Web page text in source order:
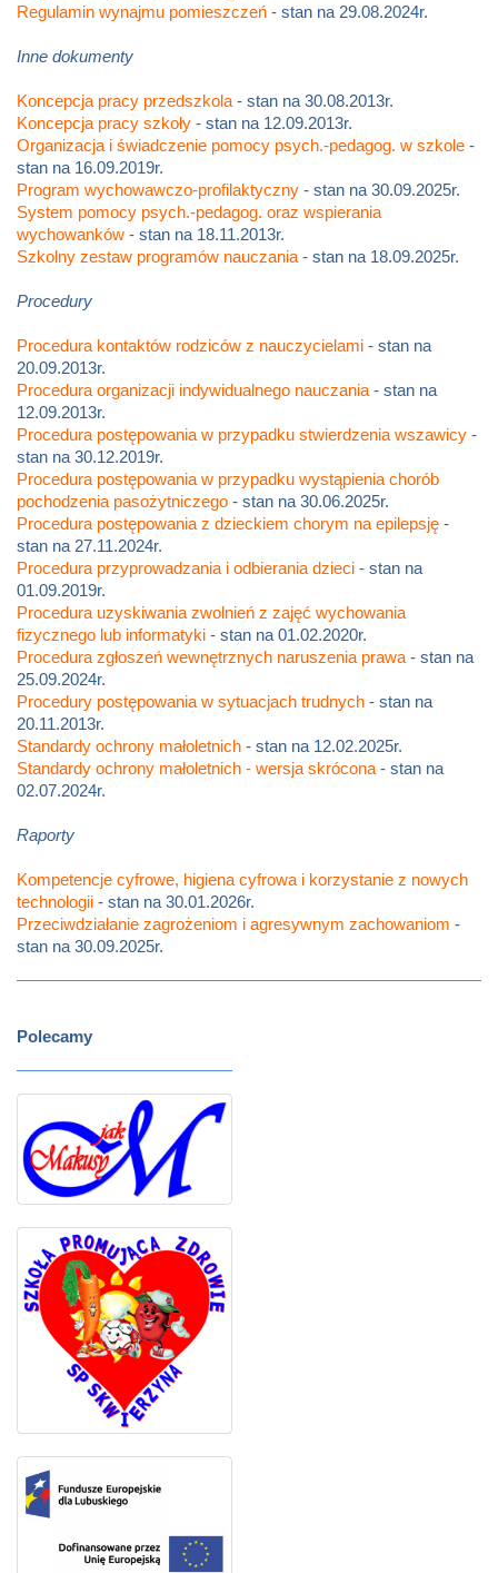
Regulamin wynajmu pomieszczeń - stan na 29.08.2024r.
Inne dokumenty
Koncepcja pracy przedszkola - stan na 30.08.2013r.
Koncepcja pracy szkoły - stan na 12.09.2013r.
Organizacja i świadczenie pomocy psych.-pedagog. w szkole -
stan na 16.09.2019r.
Program wychowawczo-profilaktyczny - stan na 30.09.2025r.
System pomocy psych.-pedagog. oraz wspierania
wychowanków - stan na 18.11.2013r.
Szkolny zestaw programów nauczania - stan na 18.09.2025r.
Procedury
Procedura kontaktów rodziców z nauczycielami - stan na
20.09.2013r.
Procedura organizacji indywidualnego nauczania - stan na
12.09.2013r.
Procedura postępowania w przypadku stwierdzenia wszawicy -
stan na 30.12.2019r.
Procedura postępowania w przypadku wystąpienia chorób
pochodzenia pasożytniczego - stan na 30.06.2025r.
Procedura postępowania z dzieckiem chorym na epilepsję -
stan na 27.11.2024r.
Procedura przyprowadzania i odbierania dzieci - stan na
01.09.2019r.
Procedura uzyskiwania zwolnień z zajęć wychowania
fizycznego lub informatyki - stan na 01.02.2020r.
Procedura zgłoszeń wewnętrznych naruszenia prawa - stan na
25.09.2024r.
Procedury postępowania w sytuacjach trudnych - stan na
20.11.2013r.
Standardy ochrony małoletnich - stan na 12.02.2025r.
Standardy ochrony małoletnich - wersja skrócona - stan na
02.07.2024r.
Raporty
Kompetencje cyfrowe, higiena cyfrowa i korzystanie z nowych
technologii - stan na 30.01.2026r.
Przeciwdziałanie zagrożeniom i agresywnym zachowaniom -
stan na 30.09.2025r.
Polecamy